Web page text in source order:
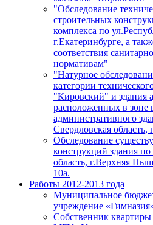
"Обследование
строительных
комплекса по
г.Екатеринбурге, а
соответствия
нормативам"
"Натурное
категории
"Кировский" и здания
расположенных в зоне
административного
Свердловская
Обследование
конструкций здания
область, г.Верхняя
10а.
Работы 2012-2013 года
Муниципальное
учреждение
Собственник квартиры